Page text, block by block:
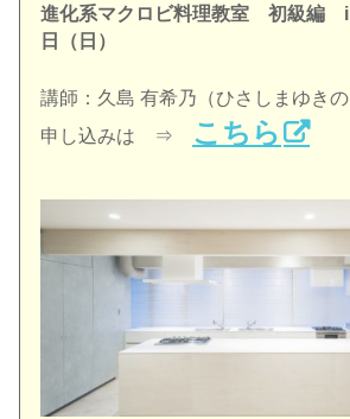
進化系マクロビ料理教室 初級編
日（日）
講師：久島 有希乃（ひさしまゆき
申し込みは ⇒
こちら